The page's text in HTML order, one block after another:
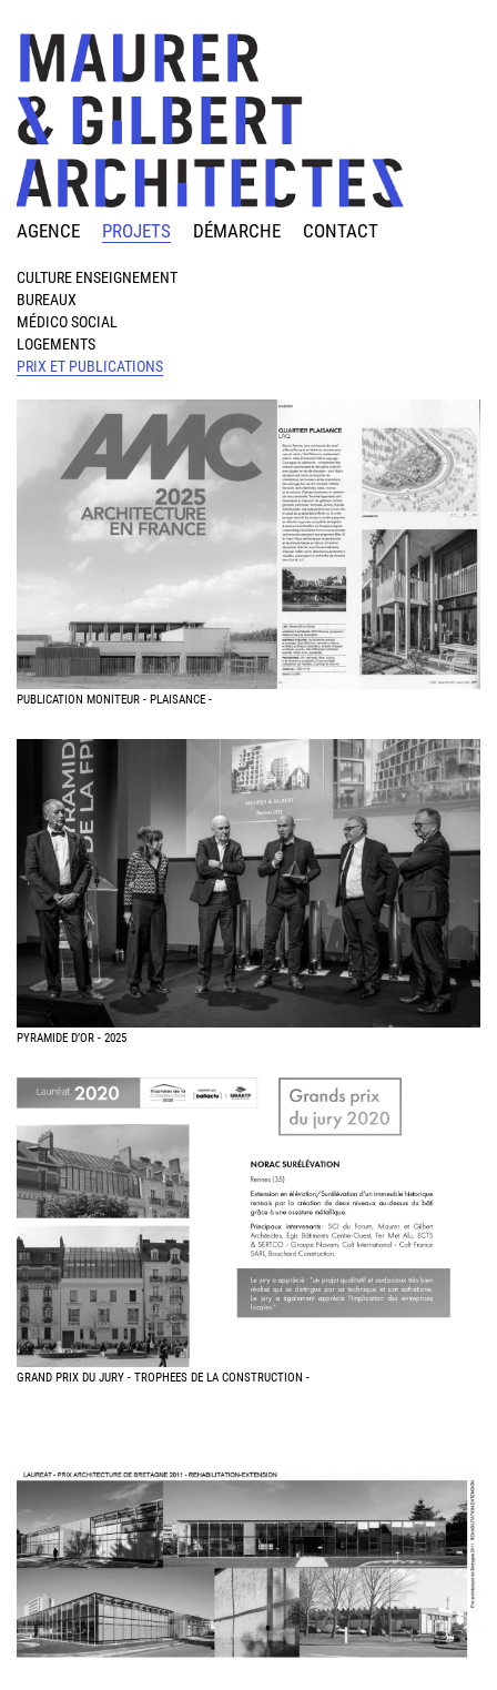
AGENCE PROJETS DÉMARCHE CONTACT
CULTURE ENSEIGNEMENT
BUREAUX
MÉDICO SOCIAL
LOGEMENTS
PRIX ET PUBLICATIONS
PUBLICATION MONITEUR - PLAISANCE -
PYRAMIDE D’OR - 2025
GRAND PRIX DU JURY - TROPHEES DE LA CONSTRUCTION -